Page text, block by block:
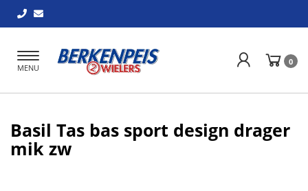
Toggle
navigation
MENU
0
Basil Tas bas sport design drager
mik zw